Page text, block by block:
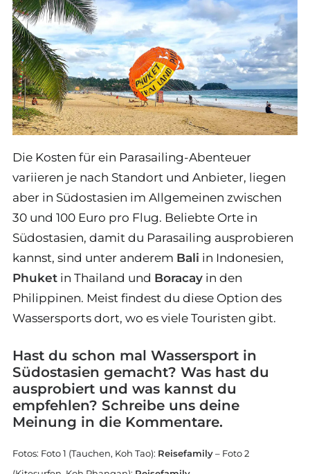
Die Kosten für ein Parasailing-Abenteuer
variieren je nach Standort und Anbieter, liegen
aber in Südostasien im Allgemeinen zwischen
30 und 100 Euro pro Flug. Beliebte Orte in
Südostasien, damit du Parasailing ausprobieren
kannst, sind unter anderem Bali in Indonesien,
Phuket in Thailand und Boracay in den
Philippinen. Meist findest du diese Option des
Wassersports dort, wo es viele Touristen gibt.
Hast du schon mal Wassersport in
Südostasien gemacht? Was hast du
ausprobiert und was kannst du
empfehlen? Schreibe uns deine
Meinung in die Kommentare.
Fotos: Foto 1 (Tauchen, Koh Tao): Reisefamily– Foto 2